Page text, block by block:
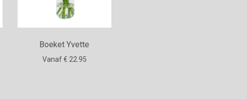
Boeket Yvette
Vanaf € 22.95